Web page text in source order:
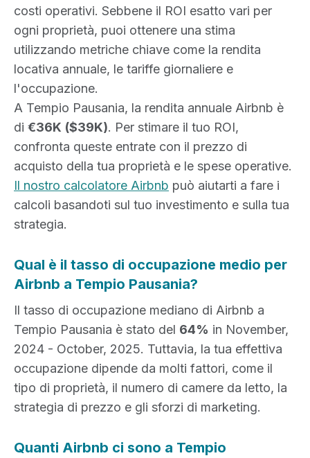
costi operativi. Sebbene il ROI esatto vari per
ogni proprietà, puoi ottenere una stima
utilizzando metriche chiave come la rendita
locativa annuale, le tariffe giornaliere e
l'occupazione.
A Tempio Pausania, la rendita annuale Airbnb è
di €36K ($39K). Per stimare il tuo ROI,
confronta queste entrate con il prezzo di
acquisto della tua proprietà e le spese operative.
Il nostro calcolatore Airbnb può aiutarti a fare i
calcoli basandoti sul tuo investimento e sulla tua
strategia.
Qual è il tasso di occupazione medio per
Airbnb a Tempio Pausania?
Il tasso di occupazione mediano di Airbnb a
Tempio Pausania è stato del 64% in November,
2024 - October, 2025. Tuttavia, la tua effettiva
occupazione dipende da molti fattori, come il
tipo di proprietà, il numero di camere da letto, la
strategia di prezzo e gli sforzi di marketing.
Quanti Airbnb ci sono a Tempio